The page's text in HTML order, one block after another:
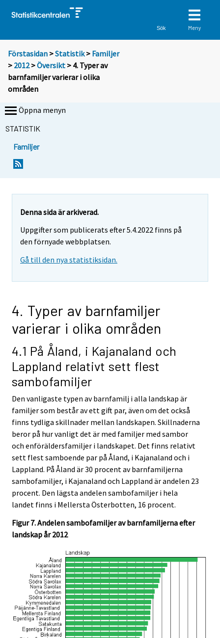
Sök Meny
Förstasidan >Statistik > Familjer
> 2012>Översikt > 4. Typer av
barnfamiljer varierar i olika
områden
Öppna menyn
STATISTIK
Familjer
Denna sida är arkiverad.
Uppgifter som publicerats efter 5.4.2022 finns på
den förnyade webbplatsen.
Gå till den nya statistiksidan.
4. Typer av barnfamiljer
varierar i olika områden
4.1 På Åland, i Kajanaland och
Lappland relativt sett flest
sambofamiljer
Den vanligaste typen av barnfamilj i alla landskap är
familjer som består av ett gift par, även om det också
finns tydliga skillnader mellan landskapen. Skillnaderna
beror på hur vanligt det är med familjer med sambor
och enföräldersfamiljer i landskapet. Det finns relativt
sett flest samboende par på Åland, i Kajanaland och i
Lappland. På Åland är 30 procent av barnfamiljerna
sambofamiljer, i Kajanaland och Lappland är andelen 23
procent. Den lägsta andelen sambofamiljer i hela
landet finns i Mellersta Österbotten, 16 procent.
Figur 7. Andelen sambofamiljer av barnfamiljerna efter
landskap år 2012